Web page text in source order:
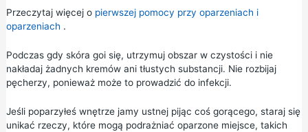
Przeczytaj więcej o pierwszej pomocy przy oparzeniach i
oparzeniach .
Podczas gdy skóra goi się, utrzymuj obszar w czystości i nie
nakładaj żadnych kremów ani tłustych substancji. Nie rozbijaj
pęcherzy, ponieważ może to prowadzić do infekcji.
Jeśli poparzyłeś wnętrze jamy ustnej pijąc coś gorącego, staraj się
unikać rzeczy, które mogą podrażniać oparzone miejsce, takich